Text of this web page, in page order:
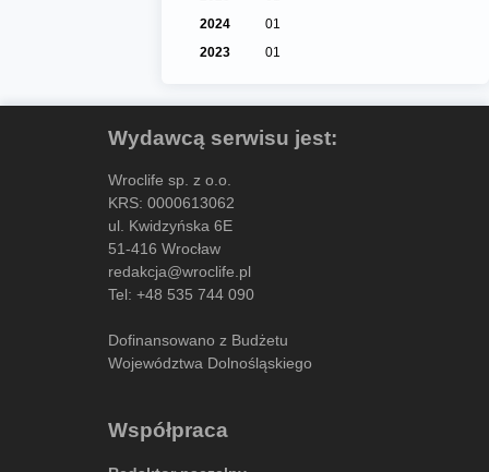
2024
01
2023
01
Wydawcą serwisu jest:
Wroclife sp. z o.o.
KRS: 0000613062
ul. Kwidzyńska 6E
51-416 Wrocław
redakcja@wroclife.pl
Tel: +48 535 744 090
Dofinansowano z Budżetu
Województwa Dolnośląskiego
Współpraca